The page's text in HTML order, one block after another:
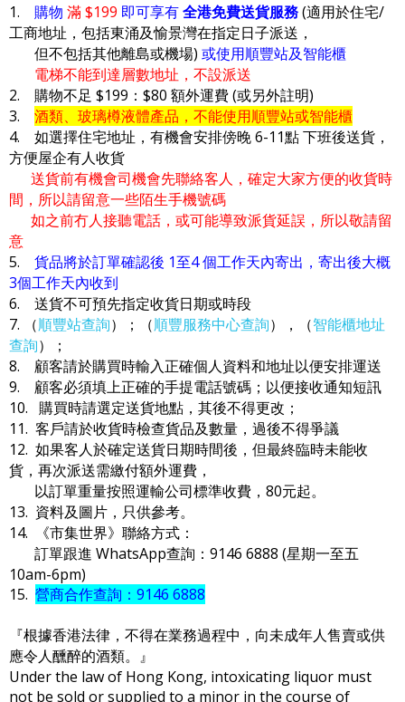
1. 購物 滿 $199 即可享有全港免費送貨服務(適用於住宅/
工商地址，包括東涌及愉景灣在指定日子派送，
但不包括其他離島或機場) 或使用順豐站及智能櫃
電梯不能到達層數地址，不設派送
2. 購物不足 $199：$80 額外運費 (或另外註明)
3. 酒類、玻璃樽液體產品，不能使用順豐站或智能櫃
4. 如選擇住宅地址，有機會安排傍晚 6-11點 下班後送貨，
方便屋企有人收貨
送貨前有機會司機會先聯絡客人，確定大家方便的收貨時
間，所以請留意一些陌生手機號碼
如之前冇人接聽電話，或可能導致派貨延誤，所以敬請留
意
5. 貨品將於訂單確認後 1至4 個工作天內寄出，寄出後大概
3個工作天內收到
6. 送貨不可預先指定收貨日期或時段
7. （順豐站查詢）；（順豐服務中心查詢），（智能櫃地址
查詢）；
8. 顧客請於購買時輸入正確個人資料和地址以便安排運送
9. 顧客必須填上正確的手提電話號碼；以便接收通知短訊
10. 購買時請選定送貨地點，其後不得更改；
11. 客戶請於收貨時檢查貨品及數量，過後不得爭議
12. 如果客人於確定送貨日期時間後，但最終臨時未能收
貨，再次派送需繳付額外運費，
以訂單重量按照運輸公司標準收費，80元起。
13. 資料及圖片，只供參考。
14. 《市集世界》聯絡方式：
訂單跟進 WhatsApp查詢：9146 6888 (星期一至五
10am-6pm)
15. 營商合作查詢：9146 6888
『根據香港法律，不得在業務過程中，向未成年人售賣或供
應令人醺醉的酒類。』
Under the law of Hong Kong, intoxicating liquor must
not be sold or supplied to a minor in the course of